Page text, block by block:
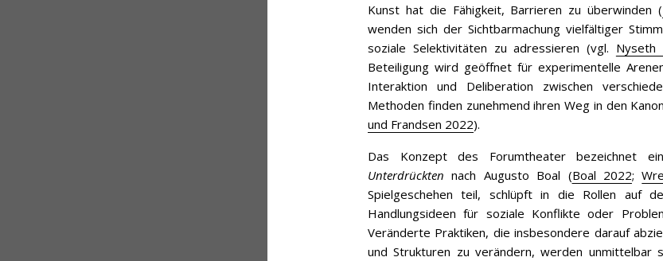
Kunst hat die Fähigkeit, Barrieren zu überwinden (
wenden sich der Sichtbarmachung vielfältiger
soziale Selektivitäten zu adressieren (vgl.
Beteiligung wird geöffnet für experimentelle
Interaktion und Deliberation zwischen
Methoden finden zunehmend ihren Weg in den
und Frandsen 2022).
Das Konzept des Forumtheater bezeichnet
Unterdrückten nach Augusto Boal (Boal 2022;
Spielgeschehen teil, schlüpft in die Rollen auf
Handlungsideen für soziale Konflikte oder
Veränderte Praktiken, die insbesondere darauf
und Strukturen zu verändern, werden unmittelbar